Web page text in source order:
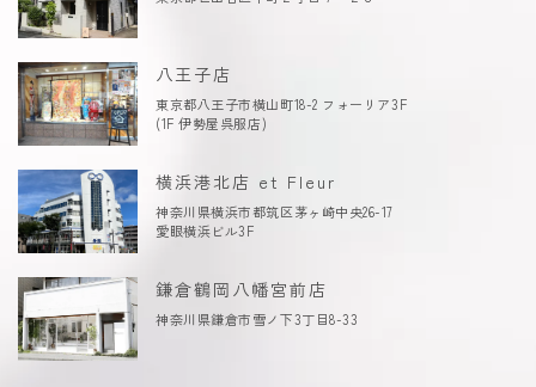
八王子店
東京都八王子市横山町18-2 フォーリア3F
(1F 伊勢屋呉服店)
横浜港北店 et Fleur
神奈川県横浜市都筑区茅ヶ崎中央26-17
愛眼横浜ビル3F
鎌倉鶴岡八幡宮前店
神奈川県鎌倉市雪ノ下3丁目8-33